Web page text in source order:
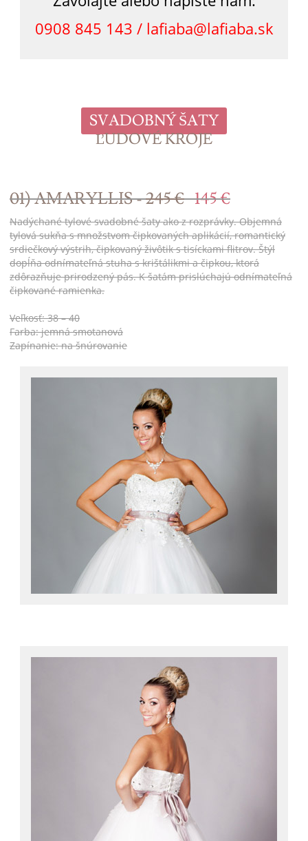
0908 845 143 / lafiaba@lafiaba.sk
SVADOBNÝ ŠATY
ĽUDOVÉ KROJE
01) AMARYLLIS -245 € 145 €
Nadýchané tylové svadobné šaty ako z rozprávky. Objemná
tylová sukňa s množstvom čipkovaných aplikácií, romantický
srdiečkový výstrih, čipkovaný živôtik s tisíckami flitrov. Štýl
dopĺňa odnímateľná stuha s krištálikmi a čipkou, ktorá
zdôrazňuje prirodzený pás. K šatám prislúchajú odnímateľná
čipkované ramienka.
Veľkosť: 38 – 40
Farba: jemná smotanová
Zapínanie: na šnúrovanie